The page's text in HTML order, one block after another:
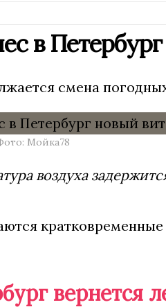
в
смена
Мойка78
воздуха
вернется